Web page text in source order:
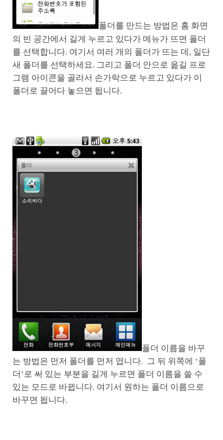
폴더를 만드는 방법은 홈 화면
의 빈 공간에서 길게 누르고 있다가 메뉴가 뜨면 폴더
를 선택합니다. 여기서 여러 개의 폴더가 뜨는 데, 일단
새 폴더를 선택하세요. 그리고 폴더 안으로 옮길 프로
그램 아이콘을 골라서 손가락으로 누르고 있다가 이
폴더로 끌어다 놓으면 됩니다.
폴더 이름을 바꾸
는 방법은 먼저 폴더를 먼저 엽니다. 그 뒤 위쪽에 ‘폴
더’로 써 있는 부분을 길게 누르면 폴더 이름을 쓸 수
있는 모드로 바뀝니다. 여기서 원하는 폴더 이름으로
바꾸면 됩니다.